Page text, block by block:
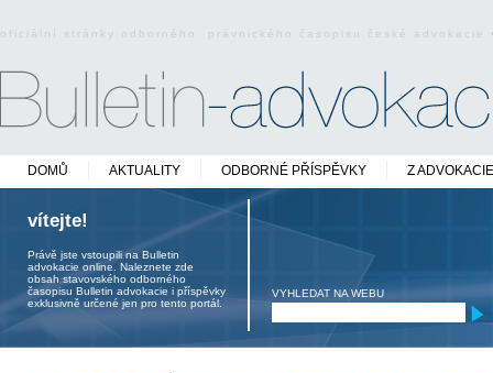
oficiální stránky odborného právnického časopisu české
DOMŮ AKTUALITY ODBORNÉ PŘÍSPĚVKY Z ADVOKACIE
vítejte!
Právě jste vstoupili na Bulletin
advokacie online. Naleznete zde
obsah stavovského odborného
časopisu Bulletin advokacie i příspěvky
exklusivně určené jen pro tento portál.
VYHLEDAT NA WEBU